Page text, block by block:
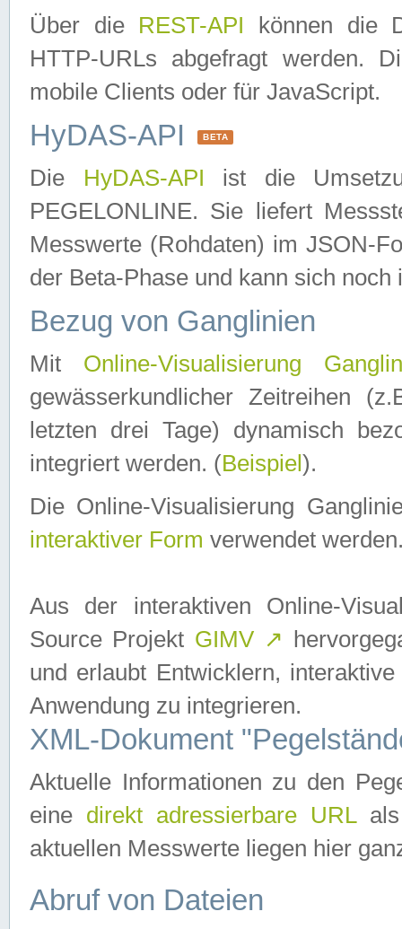
Über die REST-API können die
HTTP-URLs abgefragt werden.
mobile Clients oder für JavaScript.
HyDAS-API BETA
Die HyDAS-API ist die
PEGELONLINE. Sie liefert
Messwerte (Rohdaten) im JSON-
der Beta-Phase und kann sich noch
Bezug von Ganglinien
Mit Online-Visualisierung
gewässerkundlicher Zeitreihen
letzten drei Tage) dynamisch
integriert werden. (Beispiel ).
Die Online-Visualisierung
interaktiver Form verwendet
Aus der interaktiven Online-
Source Projekt GIMV ↗
und erlaubt Entwicklern,
Anwendung zu integrieren.
XML-Dokument
Aktuelle Informationen zu den
eine direkt adressierbare URLals
aktuellen Messwerte liegen hier
Abruf von Dateien